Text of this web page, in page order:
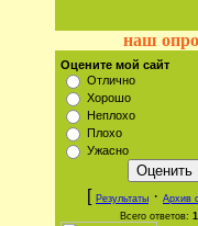
наш
Оцените мой сайт
Отлично
Хорошо
Неплохо
Плохо
Ужасно
[ Результаты · Архив
Всего ответов: